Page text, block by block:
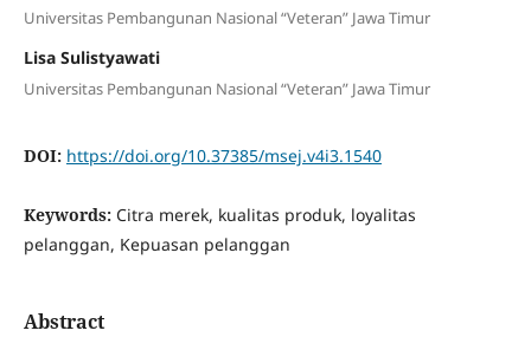
Universitas Pembangunan Nasional “Veteran” Jawa Timur
Lisa Sulistyawati
Universitas Pembangunan Nasional “Veteran” Jawa Timur
DOI: https://doi.org/10.37385/msej.v4i3.1540
Keywords: Citra merek, kualitas produk, loyalitas
pelanggan, Kepuasan pelanggan
Abstract